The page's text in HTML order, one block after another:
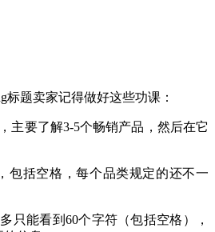
标题卖家记得做好这些功课：
主要了解3-5个畅销产品，然后在它
包括空格，每个品类规定的还不一
只能看到60个字符（包括空格），